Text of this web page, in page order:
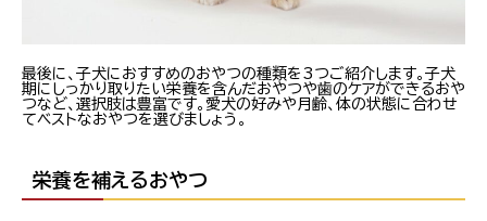
最後に、子犬におすすめのおやつの種類を3つご紹介します。子犬
期にしっかり取りたい栄養を含んだおやつや歯のケアができるおや
つなど、選択肢は豊富です。愛犬の好みや月齢、体の状態に合わせ
てベストなおやつを選びましょう。
栄養を補えるおやつ